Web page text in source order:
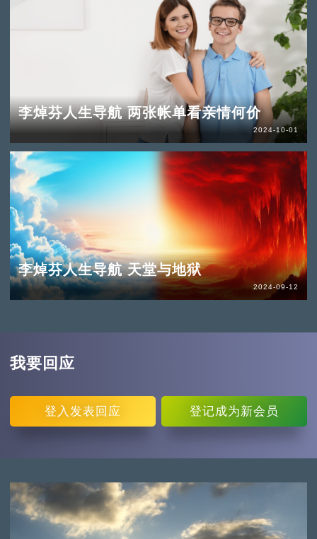
李焯芬人生导航 两张帐单看亲情何价
2024-10-01
李焯芬人生导航 天堂与地狱
2024-09-12
我要回应
登入 发表回应 登记成为新会员